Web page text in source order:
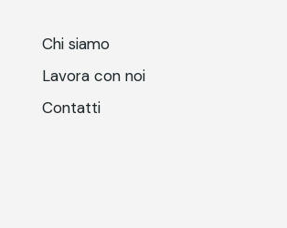
Chi siamo
Lavora con noi
Contatti